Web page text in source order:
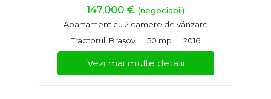
147,000 € (negociabil)
Apartament cu 2 camere de vânzare
Tractorul, Brasov
50 mp 2016
Vezi mai multe detalii